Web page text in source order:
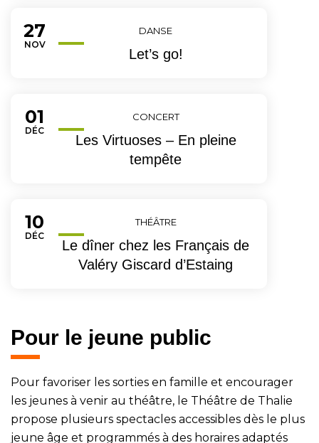
Du
27
NOVEMBRE
DANSE
Let’s go!
Du
01
DÉCEMBRE
CONCERT
Les Virtuoses – En pleine
tempête
Du
10
DÉCEMBRE
THÉÂTRE
Le dîner chez les Français de
Valéry Giscard d’Estaing
Pour le jeune public
Pour favoriser les sorties en famille et encourager
les jeunes à venir au théâtre, le Théâtre de Thalie
propose plusieurs spectacles accessibles dès le plus
jeune âge et programmés à des horaires adaptés